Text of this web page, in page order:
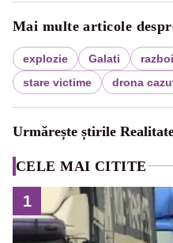
Mai multe articole
explozie Galati razboi
stare victime
drona
Urmărește știrile
CELE MAI CITITE
1